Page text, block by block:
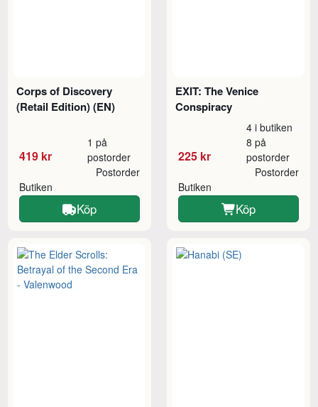
Corps of Discovery
(Retail Edition) (EN)
419 kr
1 på
postorder
Butiken
Postorder
Köp
EXIT: The Venice
Conspiracy
225 kr
4 i butiken
8 på
postorder
Butiken
Postorder
Köp